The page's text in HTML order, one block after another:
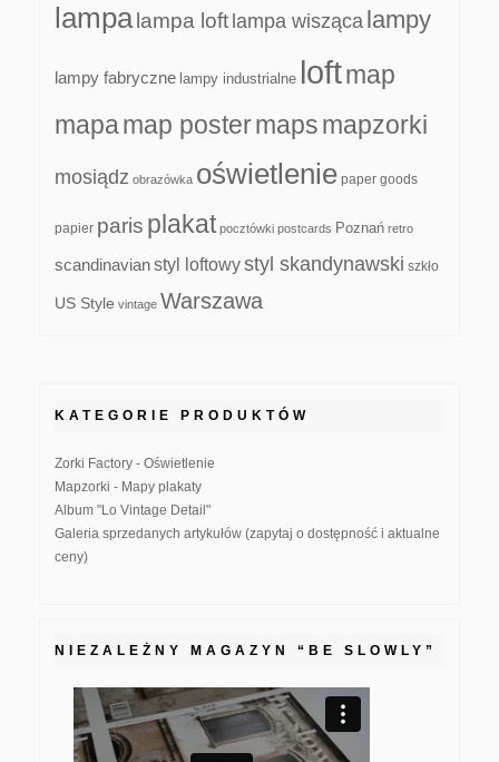
lampa lampa loft lampa wisząca lampy
lampy fabryczne lampy industrialne loftmap
mapamap postermapsmapzorki
mosiądz obrazówka oświetlenie paper goods
papier paris plakat pocztówki postcards Poznań retro
scandinavianstyl loftowystyl skandynawski szkło
US Style vintage Warszawa
KATEGORIE PRODUKTÓW
Zorki Factory - Oświetlenie
Mapzorki - Mapy plakaty
Album "Lo Vintage Detail"
Galeria sprzedanych artykułów (zapytaj o dostępność i aktualne
ceny)
NIEZALEŻNY MAGAZYN “BE SLOWLY”